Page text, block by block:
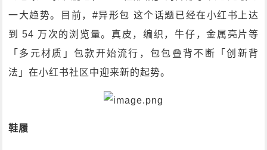
一大趋势。目前，#异形包 这个话题已经在小红书上达
到 54 万次的浏览量。真皮，编织，牛仔，金属亮片等
「多元材质」包款开始流行，包包叠背不断「创新背
法」在小红书社区中迎来新的起势。
鞋履